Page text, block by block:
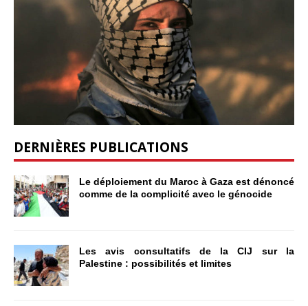
DERNIÈRES PUBLICATIONS
Le déploiement du Maroc à Gaza est dénoncé
comme de la complicité avec le génocide
Les avis consultatifs de la CIJ sur la
Palestine : possibilités et limites